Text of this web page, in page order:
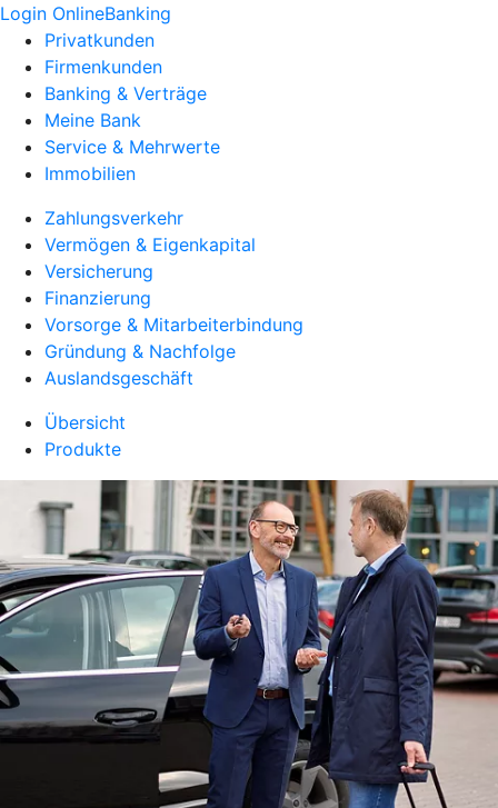
Login OnlineBanking
Privatkunden
Firmenkunden
Banking & Verträge
Meine Bank
Service & Mehrwerte
Immobilien
Zahlungsverkehr
Vermögen & Eigenkapital
Versicherung
Finanzierung
Vorsorge & Mitarbeiterbindung
Gründung & Nachfolge
Auslandsgeschäft
Übersicht
Produkte